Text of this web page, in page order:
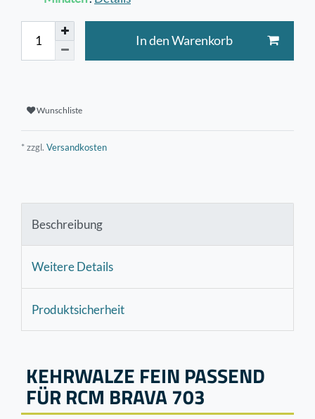
In den Warenkorb
Wunschliste
* zzgl. Versandkosten
Beschreibung
Weitere Details
Produktsicherheit
KEHRWALZE FEIN PASSEND
FÜR RCM BRAVA 703